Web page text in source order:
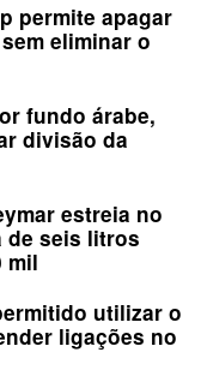
permite apagar
eliminar o
fundo árabe,
divisão da
estreia no
de seis litros
mil
utilizar o
ligações no